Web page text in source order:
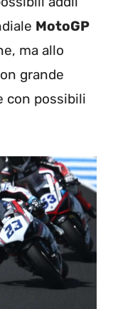
MotoGP
ma allo
grande
con possibili